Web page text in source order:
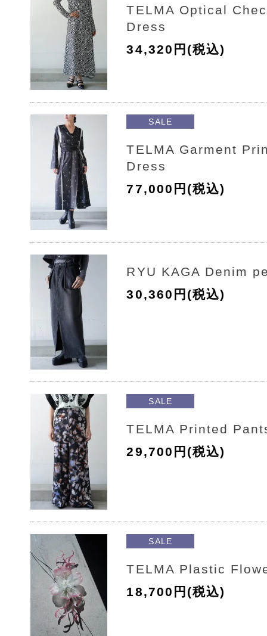
TELMA Optical
Dress
34,320円(税込)
SALE
TELMA Garment
Dress
77,000円(税込)
RYU KAGA Denim
30,360円(税込)
SALE
TELMA Printed
29,700円(税込)
SALE
TELMA Plastic
18,700円(税込)